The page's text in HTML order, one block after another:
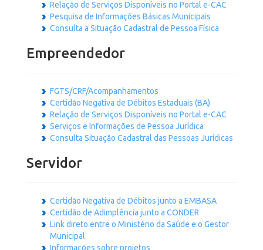
Relação de Serviços Disponíveis no Portal e-CAC
Pesquisa de Informações Básicas Municipais
Consulta a Situação Cadastral de Pessoa Física
Empreendedor
FGTS/CRF/Acompanhamentos
Certidão Negativa de Débitos Estaduais (BA)
Relação de Serviços Disponíveis no Portal e-CAC
Serviços e Informações de Pessoa Jurídica
Consulta Situação Cadastral das Pessoas Jurídicas
Servidor
Certidão Negativa de Débitos junto a EMBASA
Certidão de Adimplência junto a CONDER
Link direto entre o Ministério da Saúde e o Gestor
Municipal
Informações sobre projetos